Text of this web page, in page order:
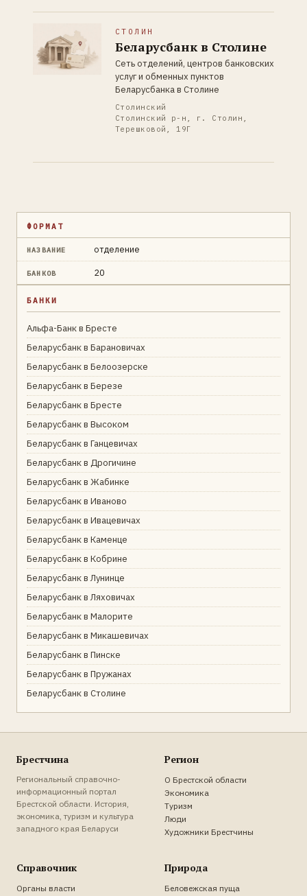
СТОЛИН
Беларусбанк в Столине
Сеть отделений, центров банковских
услуг и обменных пунктов
Беларусбанка в Столине
Столинский
Столинский р-н, г. Столин,
Терешковой, 19Г
ФОРМАТ
НАЗВАНИЕ отделение
БАНКОВ 20
БАНКИ
Альфа-Банк в Бресте
Беларусбанк в Барановичах
Беларусбанк в Белоозерске
Беларусбанк в Березе
Беларусбанк в Бресте
Беларусбанк в Высоком
Беларусбанк в Ганцевичах
Беларусбанк в Дрогичине
Беларусбанк в Жабинке
Беларусбанк в Иваново
Беларусбанк в Ивацевичах
Беларусбанк в Каменце
Беларусбанк в Кобрине
Беларусбанк в Лунинце
Беларусбанк в Ляховичах
Беларусбанк в Малорите
Беларусбанк в Микашевичах
Беларусбанк в Пинске
Беларусбанк в Пружанах
Беларусбанк в Столине
Брестчина
Региональный справочно-
информационный портал
Брестской области. История,
экономика, туризм и культура
западного края Беларуси
Регион
О Брестской области
Экономика
Туризм
Люди
Художники Брестчины
Справочник
Органы власти
Природа
Беловежская пуща